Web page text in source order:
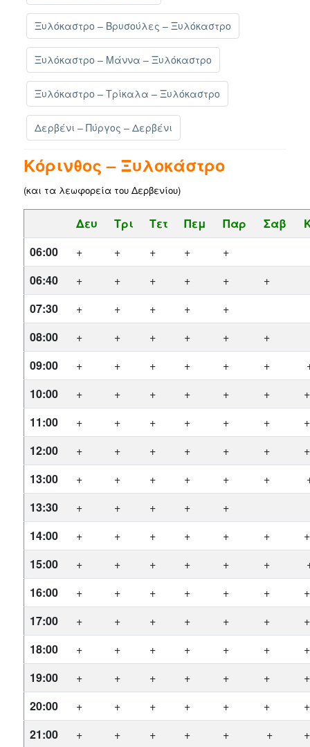
Ξυλόκαστρο – Βρυσούλες – Ξυλόκαστρο
Ξυλόκαστρο – Μάννα – Ξυλόκαστρο
Ξυλόκαστρο – Τρίκαλα – Ξυλόκαστρο
Δερβένι – Πύργος – Δερβένι
Κόρινθος – Ξυλοκάστρο
(και τα λεωφορεία του Δερβενίου)
Δευ Τρι Τετ Πεμ Παρ Σαβ
06:00
+ + + +
+
06:40
+ + + + +
+
07:30
+ + + +
+
08:00
+ + + + +
+
09:00
+ + + + + +
10:00
+ + + + + +
+
11:00
+ + + + + +
+
12:00
+ + + + + +
+
13:00
+ + + + + +
13:30
+ + + +
+
14:00
+ + + + + +
+
15:00
+ + + + + +
16:00
+ + + + + +
+
17:00
+ + + + + +
+
18:00
+ + + + + +
+
19:00
+ + + + + +
+
20:00
+ + + + + +
+
21:00
+ + + + + + +